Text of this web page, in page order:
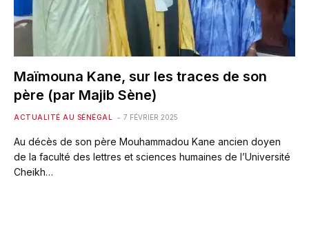
Maïmouna Kane, sur les traces de son
père (par Majib Sène)
ACTUALITÉ AU SÉNÉGAL 7 FÉVRIER 2025
Au décès de son père Mouhammadou Kane ancien doyen
de la faculté des lettres et sciences humaines de l’Université
Cheikh…